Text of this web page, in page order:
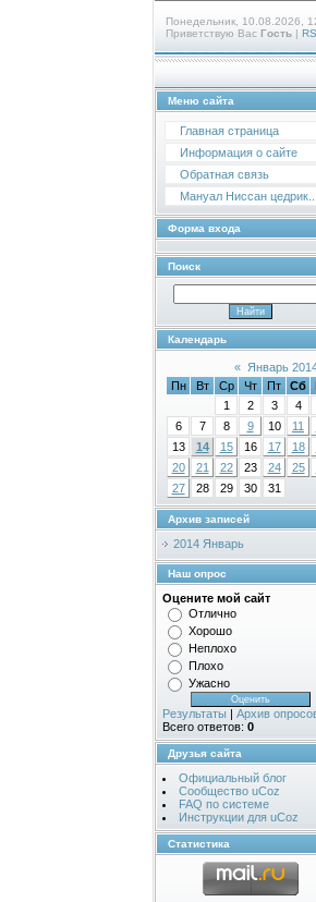
Понедельник, 10.08.2026,
Приветствую Вас Гость |
Меню сайта
Главная страница
Информация о сайте
Обратная связь
Мануал Ниссан цедрик...
Форма входа
Поиск
Календарь
« Январь
Пн
Вт Ср Чт Пт Сб
1
2 3 4
6
7 8 9 10 11
13
14 15 16 17 18
20
21 22 23 24 25
27
28 29 30 31
Архив записей
2014 Январь
Наш опрос
Оцените мой сайт
Отлично
Хорошо
Неплохо
Плохо
Ужасно
Результаты | Архив
Всего ответов: 0
Друзья сайта
Официальный блог
Сообщество uCoz
FAQ по системе
Инструкции для uCoz
Статистика